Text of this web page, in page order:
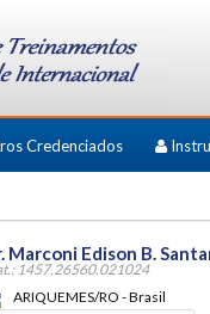
Credenciados
Marconi Edison B.
1457.26560.021024
ARIQUEMES/RO - Brasil